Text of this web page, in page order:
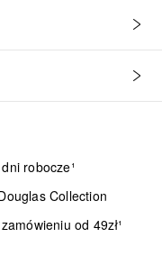
robocze¹
Collection
od 49zł¹